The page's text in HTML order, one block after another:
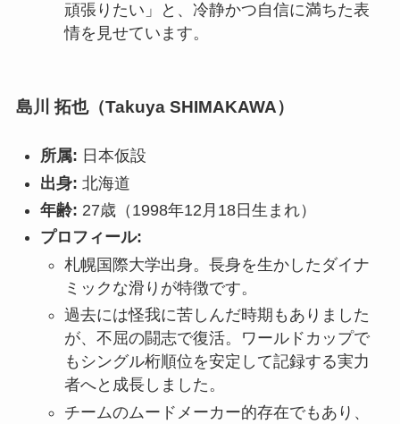
頑張りたい」と、冷静かつ自信に満ちた表
情を見せています。
島川 拓也（Takuya SHIMAKAWA）
所属: 日本仮設
出身: 北海道
年齢: 27歳（1998年12月18日生まれ）
プロフィール:
札幌国際大学出身。長身を生かしたダイナ
ミックな滑りが特徴です。
過去には怪我に苦しんだ時期もありました
が、不屈の闘志で復活。ワールドカップで
もシングル桁順位を安定して記録する実力
者へと成長しました。
チームのムードメーカー的存在でもあり、